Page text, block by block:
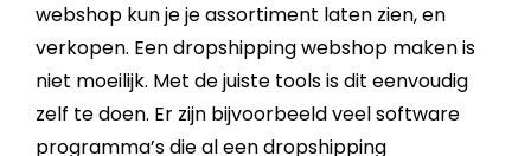
webshopkun je je assortiment laten zien, en
verkopen. Eendropshippingwebshopmaken is
niet moeilijk. Met de juiste tools is dit eenvoudig
zelf te doen. Er zijn bijvoorbeeld veel software
programma’s die al eendropshipping